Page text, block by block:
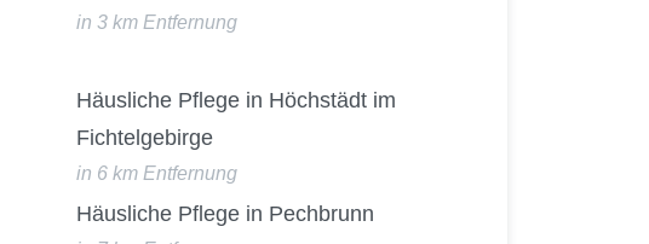
in 3 km Entfernung
Häusliche Pflege in Höchstädt im
Fichtelgebirge
in 6 km Entfernung
Häusliche Pflege in Pechbrunn